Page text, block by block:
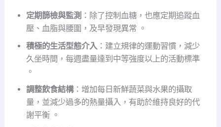
定期篩檢與監測 ：除了控制血糖，也應定期追蹤血
壓、血脂與腰圍，及早發現異常 。
積極的生活型態介入 ：建立規律的運動習慣，減少
久坐時間，每週盡量達到中等強度以上的活動標準
。
調整飲食結構：增加每日新鮮蔬菜與水果的攝取
量，並減少過多的熱量攝入，有助於維持良好的代
謝平衡 。